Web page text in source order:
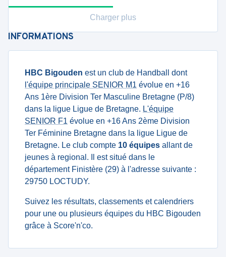
Charger plus
INFORMATIONS
HBC Bigouden est un club de Handball dont
l'équipe principale SENIOR M1 évolue en +16
Ans 1ère Division Ter Masculine Bretagne (P/8)
dans la ligue Ligue de Bretagne. L'équipe
SENIOR F1 évolue en +16 Ans 2ème Division
Ter Féminine Bretagne dans la ligue Ligue de
Bretagne. Le club compte 10 équipes allant de
jeunes à regional. Il est situé dans le
département Finistère (29) à l'adresse suivante :
29750 LOCTUDY.
Suivez les résultats, classements et calendriers
pour une ou plusieurs équipes du HBC Bigouden
grâce à Score'n'co.